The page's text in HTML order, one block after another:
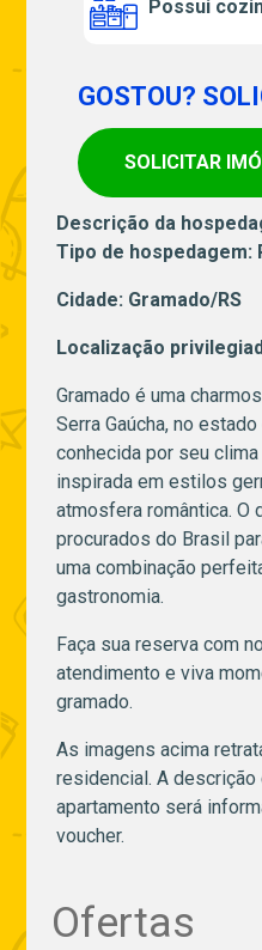
Possui
GOSTOU?
SOLICITAR
Descrição da
Tipo de hospedagem:
Cidade: Gramado/RS
Localização
Gramado é uma
Serra Gaúcha, no
conhecida por seu
inspirada em estilos
atmosfera romântica. O
procurados do Brasil
uma combinação
gastronomia.
Faça sua reserva com
atendimento e viva
gramado.
As imagens acima
residencial. A
apartamento será
voucher.
Ofertas